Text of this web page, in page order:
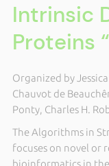
Intrinsic
Proteins
Organized by
Chauvot de
Ponty, Charles H.
The Algorithms in
focuses on novel or
bioinformatics in